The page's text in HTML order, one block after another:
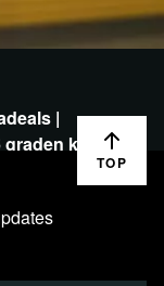
|
graden kost…
TOP